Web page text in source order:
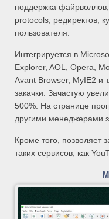
поддержка
protocols, редиректов,
пользователя.
Интегрируется в
Explorer, AOL, Opera,
Avant Browser, MyIE2 и
закачки. Зачастую
500%. На странице
другими менеджерами
Кроме того, позволяет
таких сервисов, как